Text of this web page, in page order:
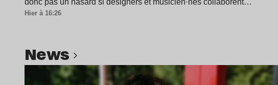
Hier à 16:26
news
Lire l’article